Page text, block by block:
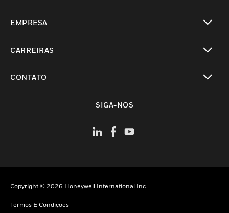
EMPRESA
CARREIRAS
CONTATO
SIGA-NOS
Copyright © 2026 Honeywell International Inc
Termos E Condições